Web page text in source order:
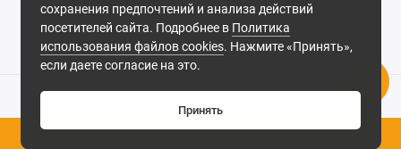
0
сохранения предпочтений и анализа действий
посетителей сайта. Подробнее в Политика
использования файлов cookies. Нажмите «Принять»,
если даете согласие на это.
Принять
сб с 10-00 до 15-00 часов,
вс выходной
(MSK, UTC+3)